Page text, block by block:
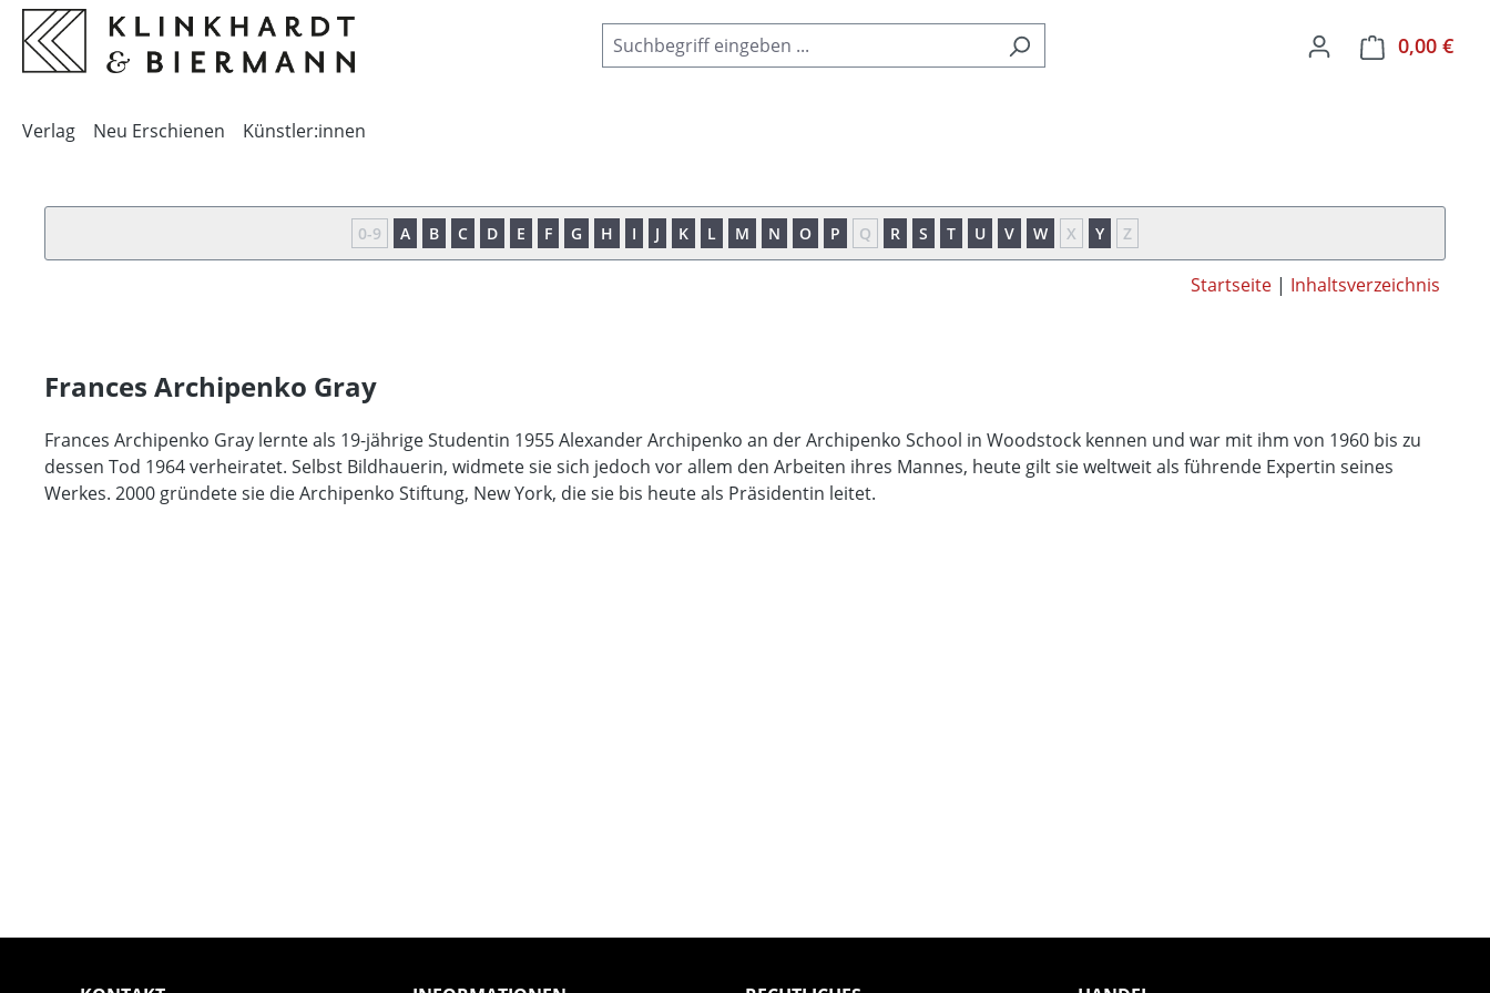
Zur Hauptnavigation springen
0,00 €
Verlag Neu Erschienen Künstler:innen
0-9 A B C D E F G H I J K L M N O P Q R S T U V W X Y Z
Startseite | Inhaltsverzeichnis
Frances Archipenko Gray
Frances Archipenko Gray lernte als 19-jährige Studentin 1955 Alexander Archipenko an der Archipenko School in Woodstock kennen und war mit ihm von 1960 bis zu
dessen Tod 1964 verheiratet. Selbst Bildhauerin, widmete sie sich jedoch vor allem den Arbeiten ihres Mannes, heute gilt sie weltweit als führende Expertin seines
Werkes. 2000 gründete sie die Archipenko Stiftung, New York, die sie bis heute als Präsidentin leitet.